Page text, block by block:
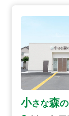
小さな森の